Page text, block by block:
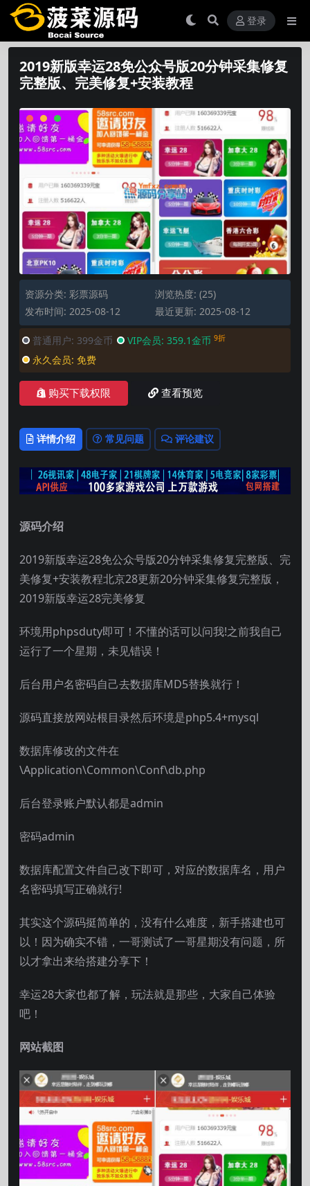
登录
2019新版幸运28免公众号版20分钟采集修复
完整版、完美修复+安装教程
资源分类: 彩票源码
浏览热度: (25)
发布时间: 2025-08-12
最近更新: 2025-08-12
普通用户: 399金币 VIP会员: 359.1金币 9折
永久会员: 免费
购买下载权限 查看预览
详情介绍 常见问题 评论建议
源码介绍
2019新版幸运28免公众号版20分钟采集修复完整版、完
美修复+安装教程北京28更新20分钟采集修复完整版，
2019新版幸运28完美修复
环境用phpsduty即可！不懂的话可以问我!之前我自己
运行了一个星期，未见错误！
后台用户名密码自己去数据库MD5替换就行！
源码直接放网站根目录然后环境是php5.4+mysql
数据库修改的文件在
\Application\Common\Conf\db.php
后台登录账户默认都是admin
密码admin
数据库配置文件自己改下即可，对应的数据库名，用户
名密码填写正确就行!
其实这个源码挺简单的，没有什么难度，新手搭建也可
以！因为确实不错，一哥测试了一哥星期没有问题，所
以才拿出来给搭建分享下！
幸运28大家也都了解，玩法就是那些，大家自己体验
吧！
网站截图